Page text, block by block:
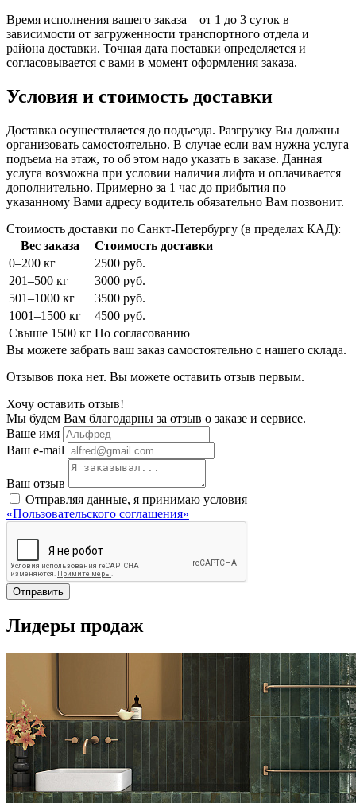
Время исполнения вашего заказа – от 1 до 3 суток в
зависимости от загруженности транспортного отдела и
района доставки. Точная дата поставки определяется и
согласовывается с вами в момент оформления заказа.
Условия и стоимость доставки
Доставка осуществляется до подъезда. Разгрузку Вы должны
организовать самостоятельно. В случае если вам нужна услуга
подъема на этаж, то об этом надо указать в заказе. Данная
услуга возможна при условии наличия лифта и оплачивается
дополнительно. Примерно за 1 час до прибытия по
указанному Вами адресу водитель обязательно Вам позвонит.
Стоимость доставки по Санкт-Петербургу (в пределах КАД):
Вес заказа
Стоимость доставки
0–200 кг
2500 руб.
201–500 кг
3000 руб.
501–1000 кг
3500 руб.
1001–1500 кг
4500 руб.
Свыше 1500 кг По согласованию
Вы можете забрать ваш заказ самостоятельно с нашего склада.
Отзывов пока нет. Вы можете оставить отзыв первым.
Хочу оставить отзыв!
Мы будем Вам благодарны за отзыв о заказе и сервисе.
Ваше имя
Ваш e-mail
Ваш отзыв
Отправляя данные, я принимаю условия
«Пользовательского соглашения»
Отправить
Лидеры продаж